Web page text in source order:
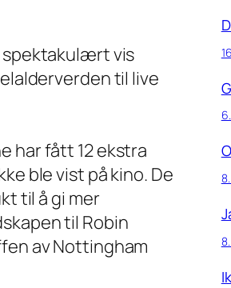
spektakulært vis
til live
har fått 12 ekstra
ble vist på kino. De
til å gi mer
til Robin
av Nottingham